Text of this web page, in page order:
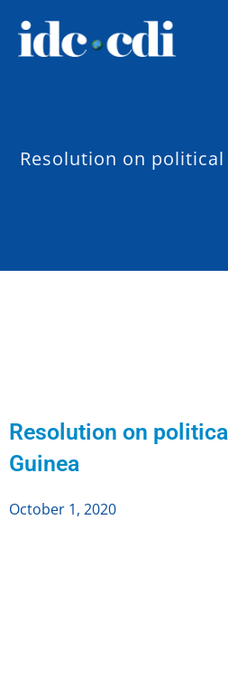
Resolution on
Resolution on
Guinea
October 1, 2020